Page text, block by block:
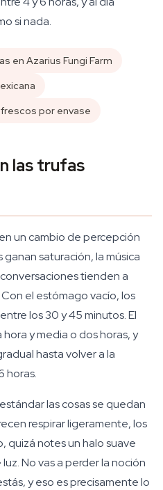
si nada.
en Azarius Fungi Farm
frescos por envase
las trufas
un cambio de percepción
saturación, la música
tienden a
el estómago vacío, los
los 30 y 45 minutos. El
y media o dos horas, y
hasta volver a la
horas.
las cosas se quedan
respirar ligeramente, los
quizá notes un halo suave
No vas a perder la noción
y eso es precisamente lo